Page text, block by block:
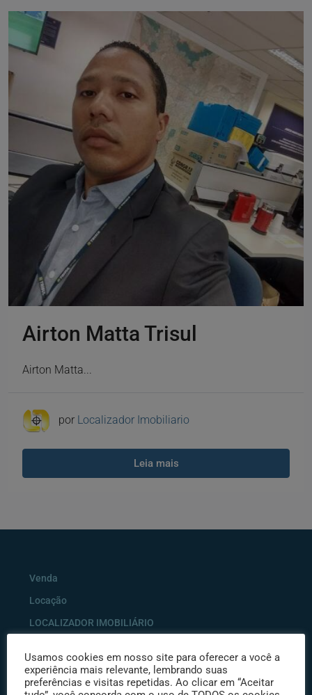
Airton Matta Trisul
Airton Matta...
por Localizador Imobiliario
Leia mais
Venda
Locação
LOCALIZADOR IMOBILIÁRIO
Solicitação de Visita ao Imóvel
Proposta de Negócio com Imóvel
Usamos cookies em nosso site para oferecer a você a
experiência mais relevante, lembrando suas
preferências e visitas repetidas. Ao clicar em “Aceitar